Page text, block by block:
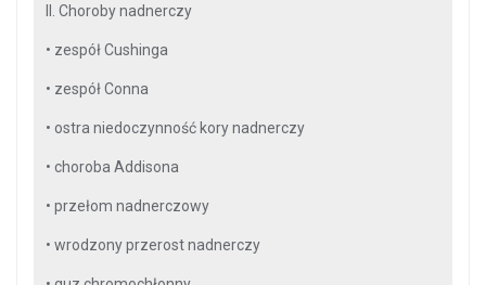
II. Choroby nadnerczy
• zespół Cushinga
• zespół Conna
• ostra niedoczynność kory nadnerczy
• choroba Addisona
• przełom nadnerczowy
• wrodzony przerost nadnerczy